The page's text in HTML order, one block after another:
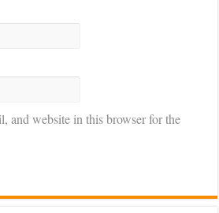
and website in this browser for the